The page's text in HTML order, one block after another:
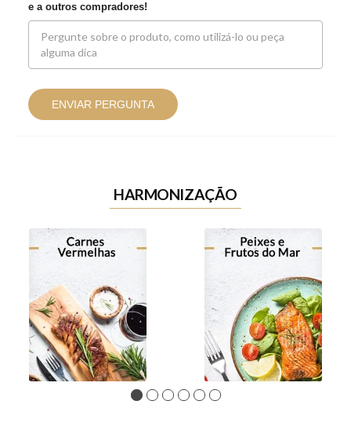
e a outros compradores!
ENVIAR PERGUNTA
HARMONIZAÇÃO
1 2 3 4 5 6